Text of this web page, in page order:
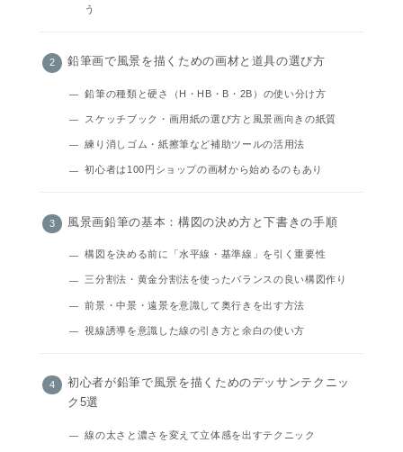
う
鉛筆画で風景を描くための画材と道具の選び方
鉛筆の種類と硬さ（H・HB・B・2B）の使い分け方
スケッチブック・画用紙の選び方と風景画向きの紙質
練り消しゴム・紙擦筆など補助ツールの活用法
初心者は100円ショップの画材から始めるのもあり
風景画鉛筆の基本：構図の決め方と下書きの手順
構図を決める前に「水平線・基準線」を引く重要性
三分割法・黄金分割法を使ったバランスの良い構図作り
前景・中景・遠景を意識して奥行きを出す方法
視線誘導を意識した線の引き方と余白の使い方
初心者が鉛筆で風景を描くためのデッサンテクニッ
ク5選
線の太さと濃さを変えて立体感を出すテクニック